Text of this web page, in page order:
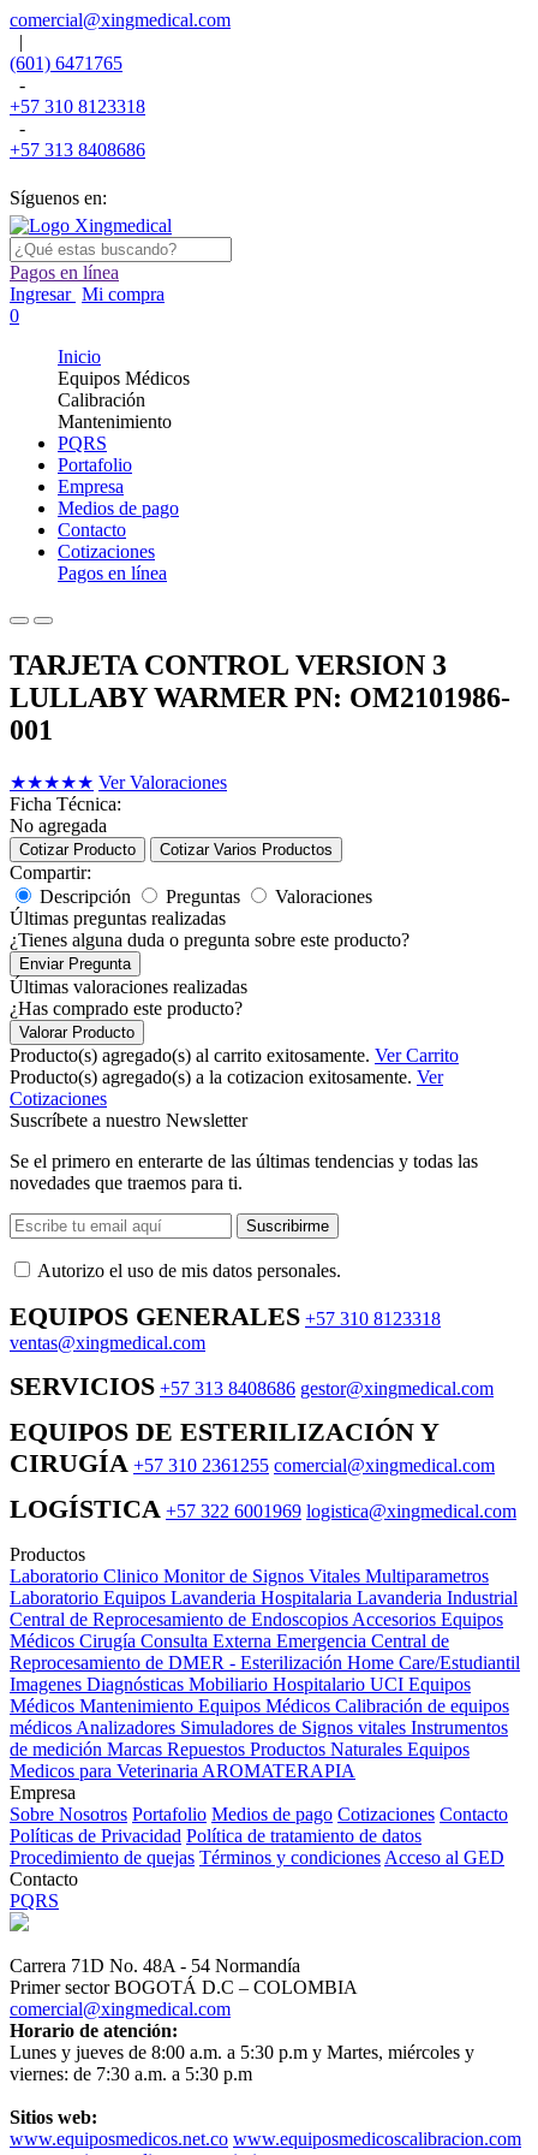
comercial@xingmedical.com
|
(601) 6471765
-
+57 310 8123318
-
+57 313 8408686
Síguenos en:
Pagos en línea
Ingresar Mi compra
0
Inicio
Equipos Médicos
Calibración
Mantenimiento
PQRS
Portafolio
Empresa
Medios de pago
Contacto
Cotizaciones
Pagos en línea
TARJETA CONTROL VERSION 3
LULLABY WARMER PN: OM2101986-
001
★★★★★ Ver Valoraciones
Ficha Técnica:
No agregada
Cotizar Producto Cotizar Varios Productos
Compartir:
Descripción
Preguntas
Valoraciones
Últimas preguntas realizadas
¿Tienes alguna duda o pregunta sobre este producto?
Enviar Pregunta
Últimas valoraciones realizadas
¿Has comprado este producto?
Valorar Producto
Producto(s) agregado(s) al carrito exitosamente. Ver Carrito
Producto(s) agregado(s) a la cotizacion exitosamente. Ver
Cotizaciones
Suscríbete a nuestro Newsletter
Se el primero en enterarte de las últimas tendencias y todas las
novedades que traemos para ti.
Suscribirme
Autorizo ​​el uso de mis datos personales.
EQUIPOS GENERALES +57 310 8123318
ventas@xingmedical.com
SERVICIOS +57 313 8408686 gestor@xingmedical.com
EQUIPOS DE ESTERILIZACIÓN Y
CIRUGÍA +57 310 2361255 comercial@xingmedical.com
LOGÍSTICA +57 322 6001969 logistica@xingmedical.com
Productos
Laboratorio Clinico Monitor de Signos Vitales Multiparametros
Laboratorio Equipos Lavanderia Hospitalaria Lavanderia Industrial
Central de Reprocesamiento de Endoscopios Accesorios Equipos
Médicos Cirugía Consulta Externa Emergencia Central de
Reprocesamiento de DMER - Esterilización Home Care/Estudiantil
Imagenes Diagnósticas Mobiliario Hospitalario UCI Equipos
Médicos Mantenimiento Equipos Médicos Calibración de equipos
médicos Analizadores Simuladores de Signos vitales Instrumentos
de medición Marcas Repuestos Productos Naturales Equipos
Medicos para Veterinaria AROMATERAPIA
Empresa
Sobre Nosotros Portafolio Medios de pago Cotizaciones Contacto
Políticas de Privacidad Política de tratamiento de datos
Procedimiento de quejas Términos y condiciones Acceso al GED
Contacto
PQRS
Carrera 71D No. 48A - 54 Normandía
Primer sector BOGOTÁ D.C – COLOMBIA
comercial@xingmedical.com
Horario de atención:
Lunes y jueves de 8:00 a.m. a 5:30 p.m y Martes, miércoles y
viernes: de 7:30 a.m. a 5:30 p.m
Sitios web:
www.equiposmedicos.net.co www.equiposmedicoscalibracion.com